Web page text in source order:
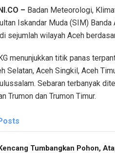
– Badan Meteorologi,
Iskandar Muda (SIM)
sejumlah wilayah Aceh
menunjukkan titik panas
Selatan, Aceh Singkil, Aceh
Sebaran terbanyak
Trumon dan Trumon Timur.
Tumbangkan Pohon,